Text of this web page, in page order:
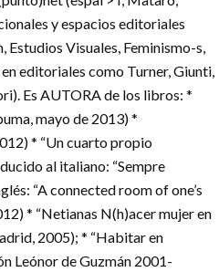
y espacios editoriales
Visuales, Feminismo-s,
editoriales como Turner, Giunti,
Es AUTORA de los libros: *
mayo de 2013) *
* “Un cuarto propio
al italiano: “Sempre
“A connected room of one’s
* “Netianas N(h)acer mujer en
2005); * “Habitar en
Leónor de Guzmán 2001-